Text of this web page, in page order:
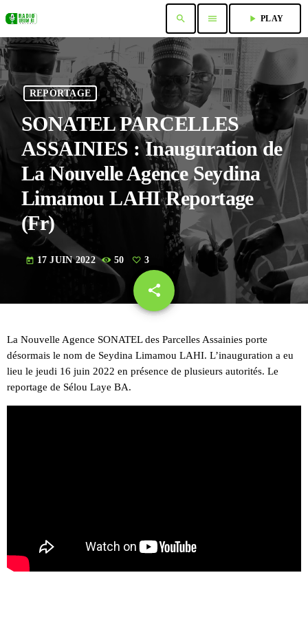
search menu play_arrow PLAY
REPORTAGE
SONATEL PARCELLES
ASSAINIES : Inauguration de
La Nouvelle Agence Seydina
Limamou LAHI Reportage
(Fr)
today 17 JUIN 2022 50 3
share
email
La Nouvelle Agence SONATEL des Parcelles Assainies porte
désormais le nom de Seydina Limamou LAHI. L’inauguration a eu
lieu le jeudi 16 juin 2022 en présence de plusieurs autorités. Le
reportage de Sélou Laye BA.